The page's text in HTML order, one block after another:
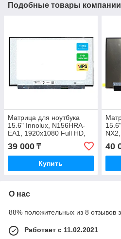
Подобные товары компании
Матрица для ноутбука
15.6" Innolux, N156HRA-
EA1, 1920x1080 Full HD,
IPS,144 Hz, LED
350.66×216 новая с
гарантией
39 000 ₸
Купить
40
О нас
88% положительных из 8 отзывов
Работает с 11.02.2021